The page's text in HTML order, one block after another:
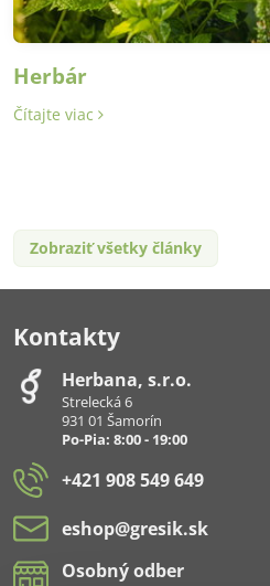
Herbár
Čítajte viac
Zobraziť všetky články
Kontakty
Herbana, s​.r​.o​.
Strelecká 6
931 01 Šamorín
Po-Pia: 8:00 - 19:00
+421 908 549 649
eshop​@gresik​.sk
Osobný odber